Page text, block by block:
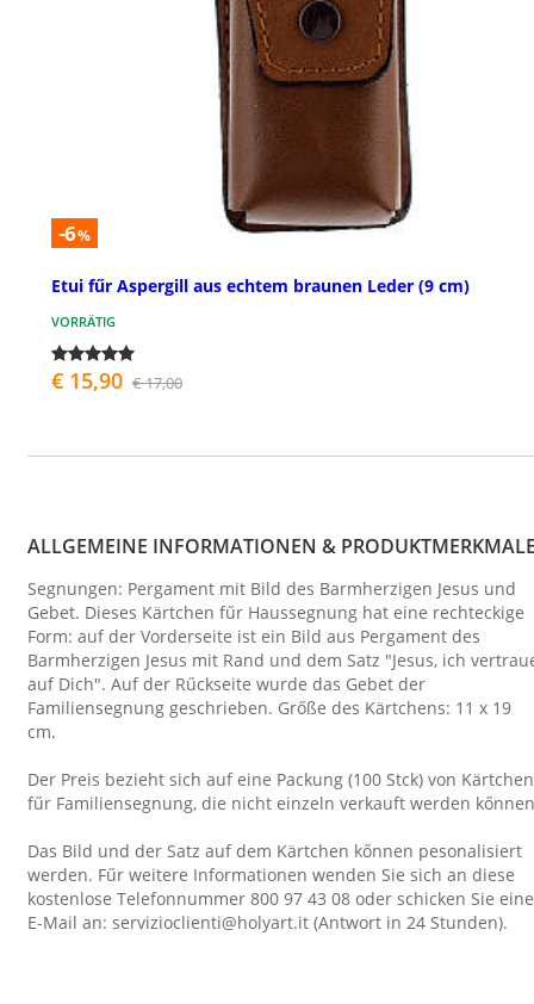
-6%
Etui fűr Aspergill aus echtem braunen Leder (9 cm)
VORRÄTIG
€ 15,90 € 17,00
ALLGEMEINE INFORMATIONEN &
Segnungen: Pergament mit Bild des Barmherzigen Jesus und
Gebet. Dieses Kärtchen fűr Haussegnung hat eine rechteckige
Form: auf der Vorderseite ist ein Bild aus Pergament des
Barmherzigen Jesus mit Rand und dem Satz "Jesus, ich
auf Dich". Auf der Rűckseite wurde das Gebet der
Familiensegnung geschrieben. Grőße des Kärtchens: 11 x 19
cm.
Der Preis bezieht sich auf eine Packung (100 Stck) von Kärtchen
fűr Familiensegnung, die nicht einzeln verkauft werden
Das Bild und der Satz auf dem Kärtchen kőnnen pesonalisiert
werden. Fűr weitere Informationen wenden Sie sich an diese
kostenlose Telefonnummer 800 97 43 08 oder schicken Sie eine
E-Mail an: servizioclienti@holyart.it (Antwort in 24 Stunden).